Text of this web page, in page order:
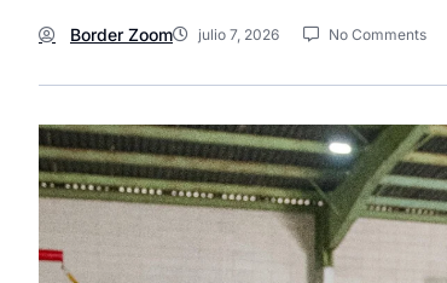
Border Zoom julio 7, 2026 No Comments